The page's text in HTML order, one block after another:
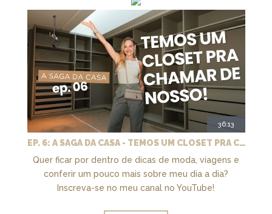
36:13
EP. 6: A SAGA DA CASA - TEMOS UM CLOSET PRA CHAMAR DE NOSSO + MARCENARIA E PAISAGISMO
Quer ficar por dentro de dicas de moda, viagens e
conferir um pouco mais sobre meu dia a dia?
Inscreva-se no meu canal no YouTube!